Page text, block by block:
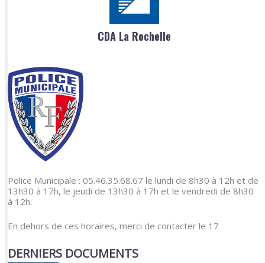
CDA La Rochelle
Police Municipale : 05.46.35.68.67 le lundi de 8h30 à 12h et de
13h30 à 17h, le jeudi de 13h30 à 17h et le vendredi de 8h30
à 12h.
En dehors de ces horaires, merci de contacter le 17
DERNIERS DOCUMENTS